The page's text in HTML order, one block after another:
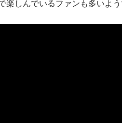
楽しんでいるファンも多いよ